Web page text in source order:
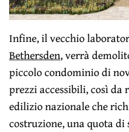
Infine, il vecchio
Bethersden, verrà
piccolo condominio di
prezzi accessibili, così
edilizio nazionale che
costruzione, una quota